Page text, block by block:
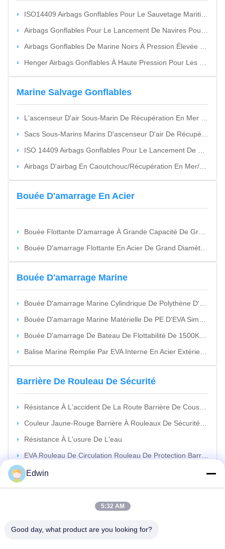
ISO14409 Airbags Gonflables Pour Le Sauvetage Maritime Avec Une Plage De Haute Pression De 0,2 À 0,4 MPa
Airbags Gonflables Pour Le Lancement De Navires Pour Un Processus De Lancement En Douceur Et Contrôlé
Airbags Gonflables De Marine Noirs À Pression Élevée De 0,2 À 0,4 MPa
Henger Airbags Gonflables À Haute Pression Pour Les Navires Pour L'amarrage Et La Manœuvre
Marine Salvage Gonflables
L'ascenseur D'air Sous-Marin De Récupération En Mer De Bateau Met En Sac L'abrasion - Résistance Pour Les Navires Submergés
Sacs Sous-Marins Marins D'ascenseur D'air De Récupération De Grand Navire Avec La Capacité D'absorption Des Chocs
ISO 14409 Airbags Gonflables Pour Le Lancement De Navires Pour Un Lancement En Douceur Et Contrôlé
Airbags D'airbag En Caoutchouc/Récupération En Mer/Airbag En Caoutchouc Marin/Airbag De Lancement De Bateau/Airbags Marins Gonflables
Bouée D'amarrage En Acier
Bouée Flottante D'amarrage À Grande Capacité De Grand Diamètre Pour Une Utilisation En Mer ️ Acier Au Carbone/Acier Inoxydable Anti-Pulvérisation De Sel, Adapté Aux Plates-Formes Pétrolières, Amarrage De Navires, Amarrage FPSO, Conforme À L'OMI MSC.1/Circ.1580
Bouée D'amarrage Flottante En Acier De Grand Diamètre Pour Applications Offshore Marines
Bouée D'amarrage Marine
Bouée D'amarrage Marine Cylindrique De Polythène D'EVA Avec La Couleur Adaptée Aux Besoins Du Client
Bouée D'amarrage Marine Matérielle De PE D'EVA Simple - Vagabond Avec La Bonne Résistance À La Corrosion
Bouée D'amarrage De Bateau De Flottabilité De 1500Kg Nett, Balises En Acier En Surplus Pendantes Cylindrique
Balise Marine Remplie Par EVA Interne En Acier Extérieure Marine Adaptée Aux Besoins Du Client De Bouée D'amarrage
Barrière De Rouleau De Sécurité
Résistance À L'accident De La Route Barrière De Coussin De Sécurité De La Clôture À Rouleaux Pour La Route De La Fourchette
Couleur Jaune-Rouge Barrière À Rouleaux De Sécurité Routière Galvanisée À Chaud
Résistance À L'usure De L'eau
EVA Rouleau De Circulation Rouleau De Protection Barrière Rouleau Barrière De Sécurité Haute Performance
Prise En Caoutchouc À Haute Pression De
Edwin
5:32 AM
Good day, what product are you looking for?